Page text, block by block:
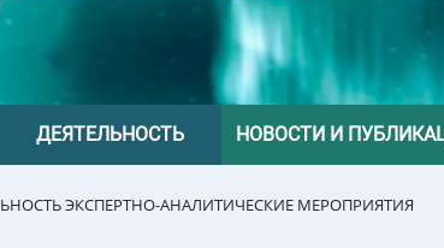
ДЕЯТЕЛЬНОСТЬ НОВОСТИ И
ЭКСПЕРТНО-АНАЛИТИЧЕСКИЕ МЕРОПРИЯТИЯ